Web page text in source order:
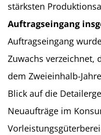
stärksten
Auftragseingang
Auftragseingang
Zuwachs verzeichnet,
dem Zweieinhalb-
Blick auf die
Neuaufträge im